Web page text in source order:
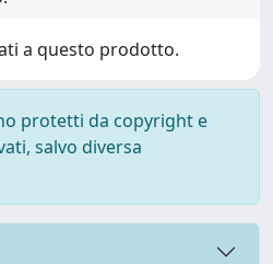
a questo prodotto.
protetti da copyright e
salvo diversa